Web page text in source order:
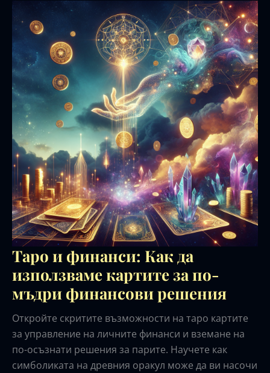
Таро и финанси: Как да
използваме картите за по-
мъдри финансови решения
Откройте скритите възможности на таро картите
за управление на личните финанси и вземане на
по-осъзнати решения за парите. Научете как
симболиката на древния оракул може да ви насочи